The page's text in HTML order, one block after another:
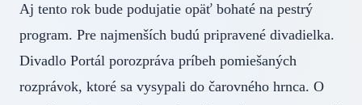
Aj tento rok bude podujatie opäť bohaté na pestrý
program. Pre najmenších budú pripravené divadielka.
Divadlo Portál porozpráva príbeh pomiešaných
rozprávok, ktoré sa vysypali do čarovného hrnca. O